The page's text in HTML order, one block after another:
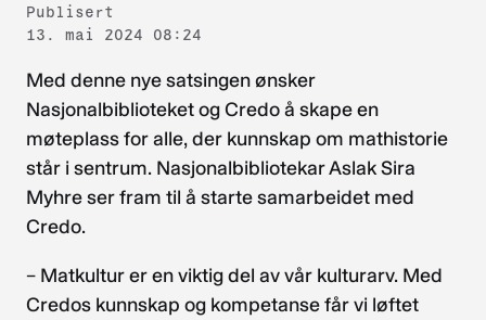
Publisert
13. mai 2024 08:24
Med denne nye satsingen ønsker
Nasjonalbiblioteket og Credo å skape en
møteplass for alle, der kunnskap om mathistorie
står i sentrum. Nasjonalbibliotekar Aslak Sira
Myhre ser fram til å starte samarbeidet med
Credo.
– Matkultur er en viktig del av vår kulturarv. Med
Credos kunnskap og kompetanse får vi løftet